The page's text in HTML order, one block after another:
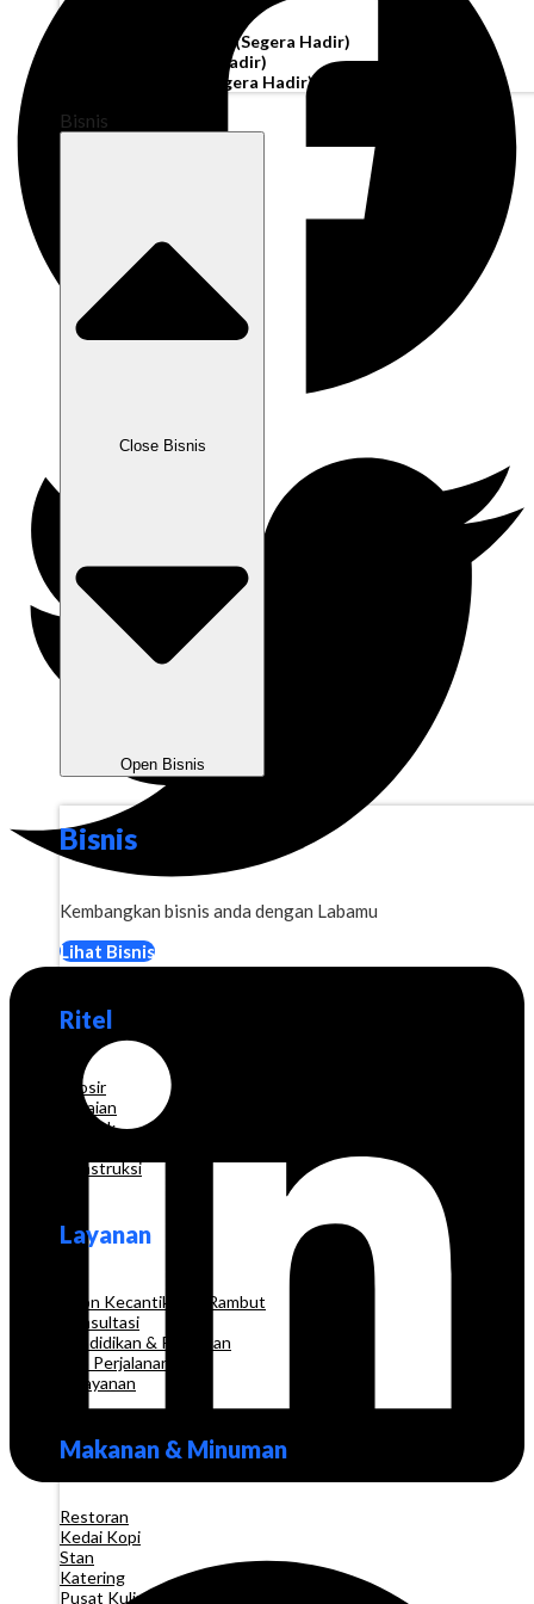
(Segera Hadir)
(Segera Hadir)
(Segera Hadir)
Bisnis
Close Bisnis
Open Bisnis
Bisnis
Kembangkan bisnis anda dengan Labamu
Lihat Bisnis
Ritel
Grosir
Pakaian
Apotek
Konstruksi
Layanan
Salon Kecantikan & Rambut
Konsultasi
Pendidikan & Pelatihan
Biro Perjalanan
Pelayanan
Makanan & Minuman
Restoran
Kedai Kopi
Stan
Katering
Pusat Kuliner